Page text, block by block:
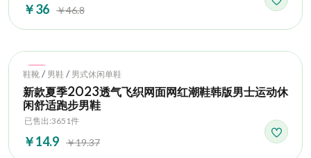
￥36 ￥46.8
Hot
鞋靴 / 男鞋 / 男式休闲单鞋
新款夏季2023透气飞织网面网红潮鞋韩版男士运动休
闲舒适跑步男鞋
已售出:3651件
￥14.9 ￥19.37